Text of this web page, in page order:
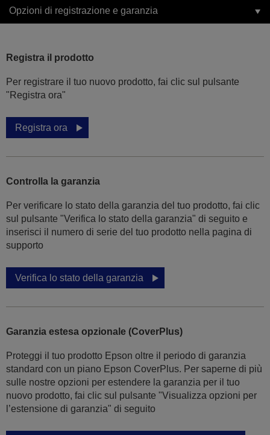
Opzioni di registrazione e garanzia
Registra il prodotto
Per registrare il tuo nuovo prodotto, fai clic sul pulsante
"Registra ora"
Registra ora
Controlla la garanzia
Per verificare lo stato della garanzia del tuo prodotto, fai clic
sul pulsante "Verifica lo stato della garanzia" di seguito e
inserisci il numero di serie del tuo prodotto nella pagina di
supporto
Verifica lo stato della garanzia
Garanzia estesa opzionale (CoverPlus)
Proteggi il tuo prodotto Epson oltre il periodo di garanzia
standard con un piano Epson CoverPlus. Per saperne di più
sulle nostre opzioni per estendere la garanzia per il tuo
nuovo prodotto, fai clic sul pulsante "Visualizza opzioni per
l’estensione di garanzia" di seguito